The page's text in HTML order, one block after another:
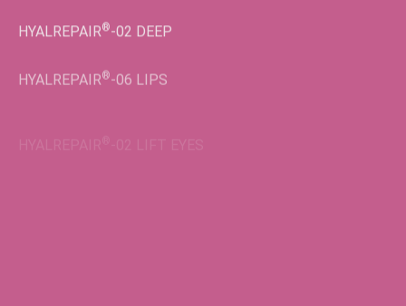
HYALREPAIR® -02 DEEP